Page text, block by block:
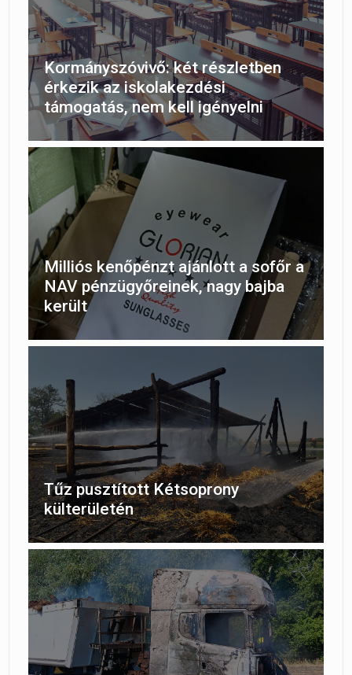
Kormányszóvivő: két részletben
érkezik az iskolakezdési
támogatás, nem kell igényelni
Milliós kenőpénzt ajánlott a sofőr a
NAV pénzügyőreinek, nagy bajba
került
Tűz pusztított Kétsoprony
külterületén